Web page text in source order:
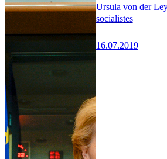
Ursula von der
socialistes
16.07.2019